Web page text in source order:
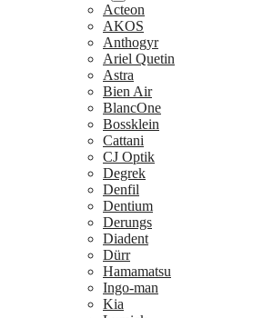
Acteon
AKOS
Anthogyr
Ariel Quetin
Astra
Bien Air
BlancOne
Bossklein
Cattani
CJ Optik
Degrek
Denfil
Dentium
Derungs
Diadent
Dürr
Hamamatsu
Ingo-man
Kia